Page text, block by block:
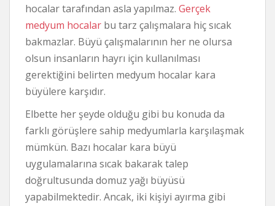
hocalar tarafından asla yapılmaz. Gerçek
medyum hocalar bu tarz çalışmalara hiç sıcak
bakmazlar. Büyü çalışmalarının her ne olursa
olsun insanların hayrı için kullanılması
gerektiğini belirten medyum hocalar kara
büyülere karşıdır.
Elbette her şeyde olduğu gibi bu konuda da
farklı görüşlere sahip medyumlarla karşılaşmak
mümkün. Bazı hocalar kara büyü
uygulamalarına sıcak bakarak talep
doğrultusunda domuz yağı büyüsü
yapabilmektedir. Ancak, iki kişiyi ayırma gibi